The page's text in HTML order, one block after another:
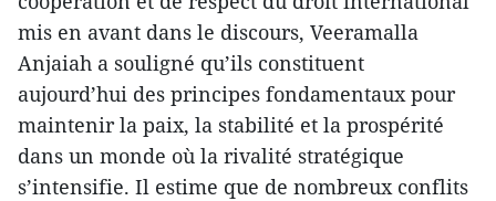
mis en avant dans le discours, Veeramalla
Anjaiah a souligné qu’ils constituent
aujourd’hui des principes fondamentaux pour
maintenir la paix, la stabilité et la prospérité
dans un monde où la rivalité stratégique
s’intensifie. Il estime que de nombreux conflits